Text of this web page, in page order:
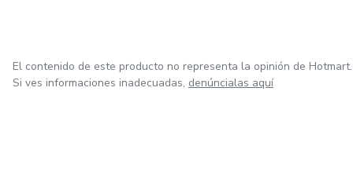
El contenido de este producto no representa la opinión de Hotmart.
Si ves informaciones inadecuadas, denúncialas aquí